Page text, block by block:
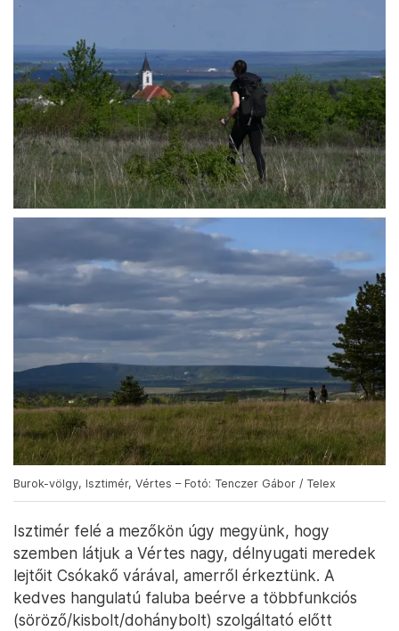
Burok-völgy, Isztimér, Vértes – Fotó: Tenczer Gábor / Telex
Isztimér felé a mezőkön úgy megyünk, hogy
szemben látjuk a Vértes nagy, délnyugati meredek
lejtőit Csókakő várával, amerről érkeztünk. A
kedves hangulatú faluba beérve a többfunkciós
(söröző/kisbolt/dohánybolt) szolgáltató előtt